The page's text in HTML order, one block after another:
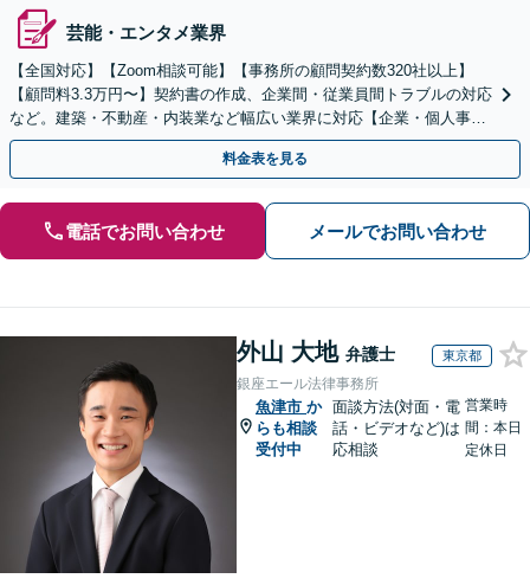
芸能・エンタメ業界
【全国対応】【Zoom相談可能】【事務所の顧問契約数320社以上】
【顧問料3.3万円〜】契約書の作成、企業間・従業員間トラブルの対応
など。建築・不動産・内装業など幅広い業界に対応【企業・個人事業
主の方初回面談無料】
料金表を見る
電話でお問い合わせ メールでお問い合わせ
外山 大地 弁護士 東京都
銀座エール法律事務所
魚津市 か
らも相談
受付中
面談方法(対面・電
話・ビデオなど)は
応相談
営業時
間：本日
定休日